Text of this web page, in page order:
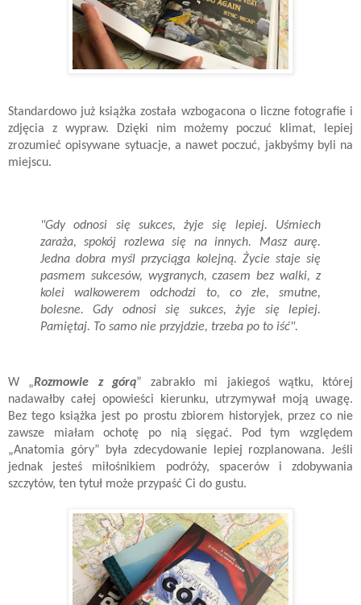
Standardowo już książka została wzbogacona o liczne fotografie i
zdjęcia z wypraw. Dzięki nim możemy poczuć klimat, lepiej
zrozumieć opisywane sytuacje, a nawet poczuć, jakbyśmy byli na
miejscu.
"Gdy odnosi się sukces, żyje się lepiej. Uśmiech
zaraża, spokój rozlewa się na innych. Masz aurę.
Jedna dobra myśl przyciąga kolejną. Życie staje się
pasmem sukcesów, wygranych, czasem bez walki, z
kolei walkowerem odchodzi to, co złe, smutne,
bolesne. Gdy odnosi się sukces, żyje się lepiej.
Pamiętaj. To samo nie przyjdzie, trzeba po to iść".
W „Rozmowie z górą” zabrakło mi jakiegoś wątku, której
nadawałby całej opowieści kierunku, utrzymywał moją uwagę.
Bez tego książka jest po prostu zbiorem historyjek, przez co nie
zawsze miałam ochotę po nią sięgać. Pod tym względem
„Anatomia góry” była zdecydowanie lepiej rozplanowana. Jeśli
jednak jesteś miłośnikiem podróży, spacerów i zdobywania
szczytów, ten tytuł może przypaść Ci do gustu.